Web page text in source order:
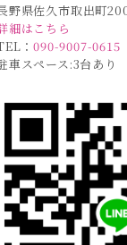
野県佐久市取出町
細はこちら
：090-9007-0615
車スペース:3台あり